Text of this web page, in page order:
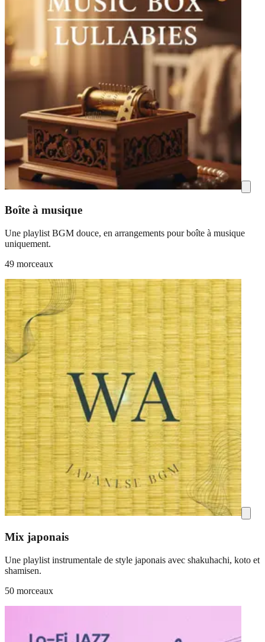
Boîte à musique
Une playlist BGM douce, en arrangements pour boîte à musique
uniquement.
49 morceaux
Mix japonais
Une playlist instrumentale de style japonais avec shakuhachi, koto et
shamisen.
50 morceaux